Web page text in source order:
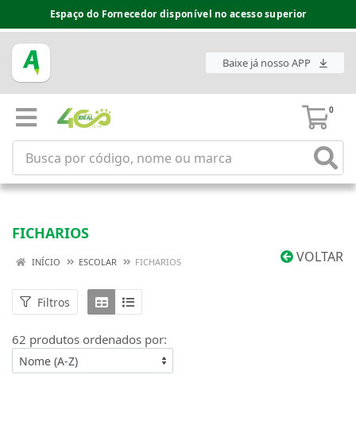
Espaço do Fornecedor disponível no acesso superior
Baixe já nosso APP
0
FICHARIOS
VOLTAR
INÍCIO ESCOLAR FICHARIOS
Filtros
62 produtos ordenados por: